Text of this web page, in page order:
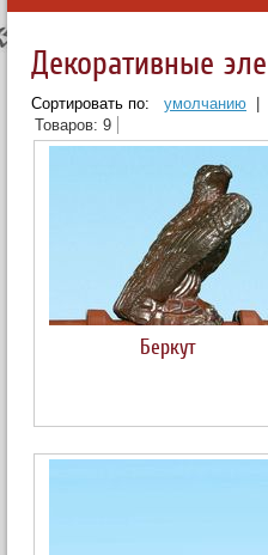
Декоративные
Сортировать по: умолчанию
Товаров: 9
Беркут